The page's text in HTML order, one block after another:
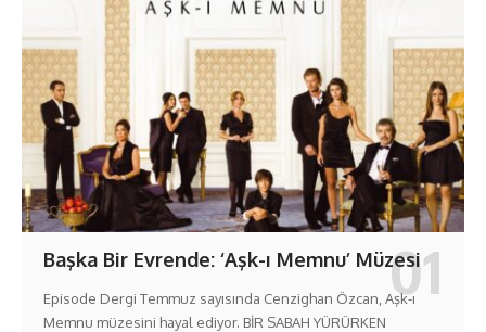
Başka Bir Evrende: ‘Aşk-ı Memnu’ Müzesi
Episode Dergi Temmuz sayısında Cenzighan Özcan, Aşk-ı
Memnu müzesini hayal ediyor. BİR SABAH YÜRÜRKEN